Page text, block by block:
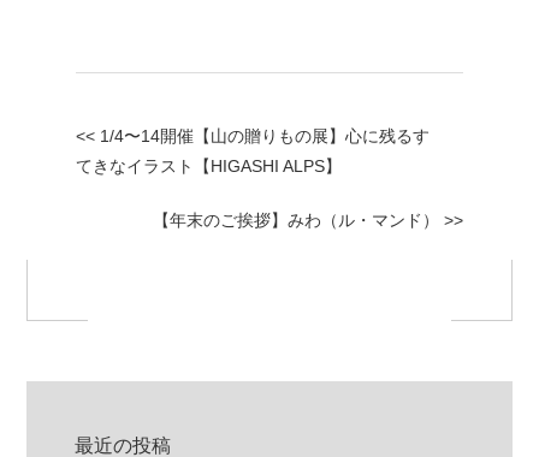
<< 1/4〜14開催【山の贈りもの展】心に残るす
てきなイラスト【HIGASHI ALPS】
【年末のご挨拶】みわ（ル・マンド） >>
最近の投稿